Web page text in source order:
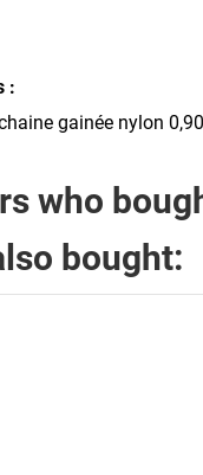
:
gainée nylon
who
bought: